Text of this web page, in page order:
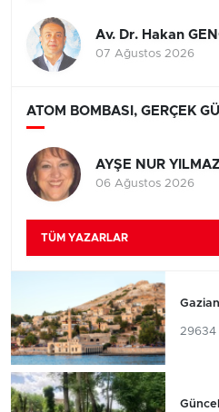
Av. Dr. Hakan
07 Ağustos 2026
ATOM BOMBASI, GERÇEK
AYŞE NUR
06 Ağustos 2026
TÜM YAZARLAR
29634